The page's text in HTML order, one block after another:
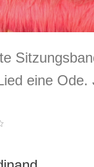
eine Ode.